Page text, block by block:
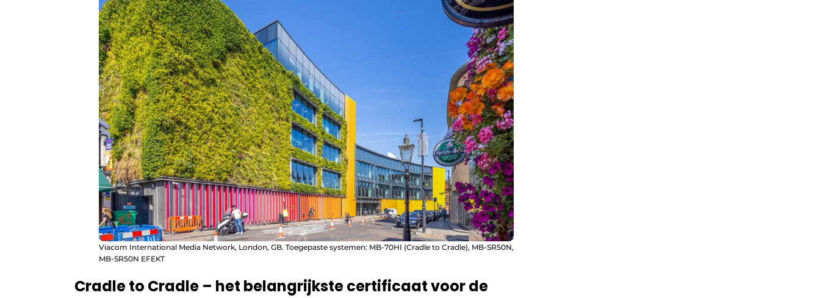
Viacom International Media Network, London, GB. Toegepaste systemen: MB-70HI (Cradle to Cradle), MB-SR50N,
MB-SR50N EFEKT
Cradle to Cradle – het belangrijkste certificaat voor de